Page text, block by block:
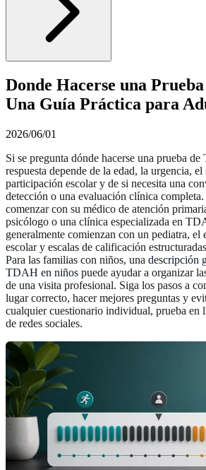
Donde Hacerse una
Una Guía Práctica para
2026/06/01
Si se pregunta dónde hacerse una prueba
respuesta depende de la edad, la urgencia,
participación escolar y de si necesita una
detección o una evaluación clínica
comenzar con su médico de atención
psicólogo o una clínica especializada en
generalmente comienzan con un pediatra, el
escolar y escalas de calificación
Para las familias con niños, una descripción
TDAH en niños puede ayudar a organizar
de una visita profesional. Siga los pasos a
lugar correcto, hacer mejores preguntas y
cualquier cuestionario individual, prueba en
de redes sociales.